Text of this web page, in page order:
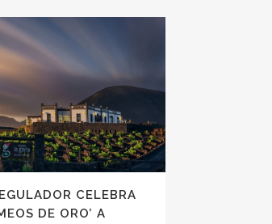
CELEBRA
DE ORO’ A